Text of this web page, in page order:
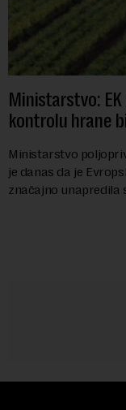
Ministarstvo:
kontrolu hrane
Ministarstvo
je danas da je
značajno